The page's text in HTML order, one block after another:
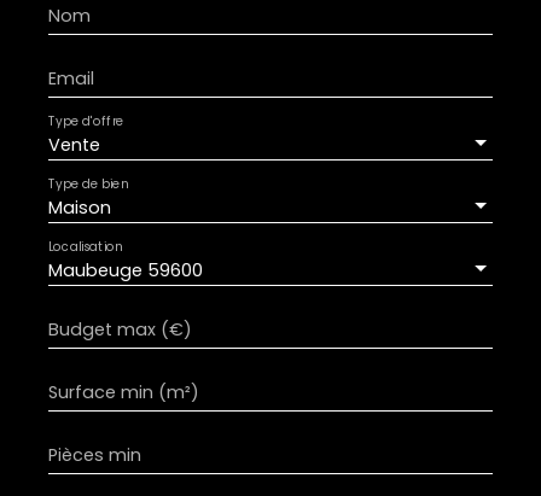
Nom
Email
Vente
Type d'offre
Maison
Type de bien
Maubeuge 59600
Localisation
Budget max (€)
Surface min (m²)
Pièces min